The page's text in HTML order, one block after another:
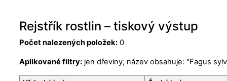
Rejstřík rostlin – tiskový výstup
Počet nalezených položek:0
Aplikované filtry:jen dřeviny; název obsahuje: "Fagus